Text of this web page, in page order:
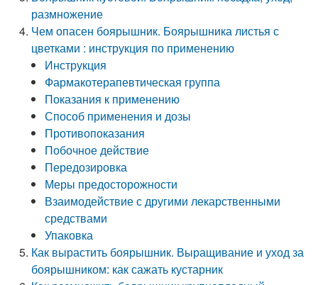
размножение
Чем опасен боярышник. Боярышника листья с
цветками : инструкция по применению
Инструкция
Фармакотерапевтическая группа
Показания к применению
Способ применения и дозы
Противопоказания
Побочное действие
Передозировка
Меры предосторожности
Взаимодействие с другими лекарственными
средствами
Упаковка
Как вырастить боярышник. Выращивание и уход за
боярышником: как сажать кустарник